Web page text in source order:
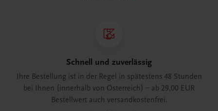
Schnell und zuverlässig
Ihre Bestellung ist in der Regel in spätestens 48 Stunden
bei Ihnen (innerhalb von Österreich) – ab 29,00 EUR
Bestellwert auch versandkostenfrei.